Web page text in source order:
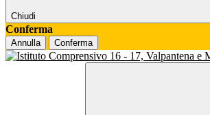
Chiudi
Conferma
Annulla Conferma